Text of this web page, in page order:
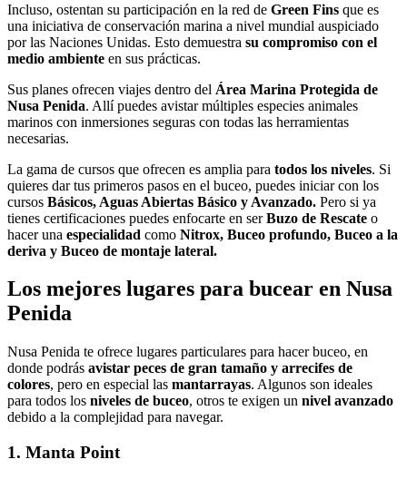
Incluso, ostentan su participación en la red de Green Fins que es
una iniciativa de conservación marina a nivel mundial auspiciado
por las Naciones Unidas. Esto demuestra su compromiso con el
medio ambiente en sus prácticas.
Sus planes ofrecen viajes dentro del Área Marina Protegida de
Nusa Penida. Allí puedes avistar múltiples especies animales
marinos con inmersiones seguras con todas las herramientas
necesarias.
La gama de cursos que ofrecen es amplia para todos los niveles. Si
quieres dar tus primeros pasos en el buceo, puedes iniciar con los
cursos Básicos, Aguas Abiertas Básico y Avanzado. Pero si ya
tienes certificaciones puedes enfocarte en serBuzo de Rescate o
hacer una especialidad como Nitrox, Buceo profundo, Buceo a la
deriva y Buceo de montaje lateral.
Los mejores lugares para bucear en Nusa
Penida
Nusa Penida te ofrece lugares particulares para hacer buceo, en
donde podrás avistar peces de gran tamaño y arrecifes de
colores, pero en especial las mantarrayas. Algunos son ideales
para todos los niveles de buceo, otros te exigen un nivel avanzado
debido a la complejidad para navegar.
1. Manta Point